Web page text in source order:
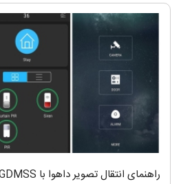
راهنمای انتقال تصویر داهوا با GDMSS یا IDMSS